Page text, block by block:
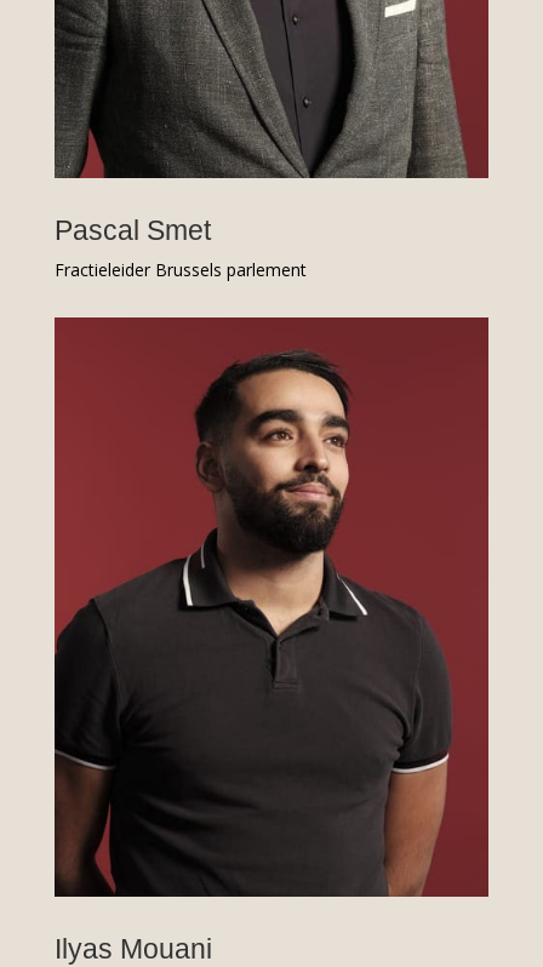
Pascal Smet
Fractieleider Brussels parlement
Ilyas Mouani